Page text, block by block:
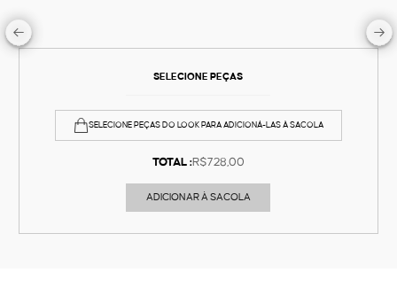
SELECIONE PEÇAS
SELECIONE PEÇAS DO LOOK PARA ADICIONÁ-LAS À SACOLA
TOTAL :R$728,00
ADICIONAR À SACOLA